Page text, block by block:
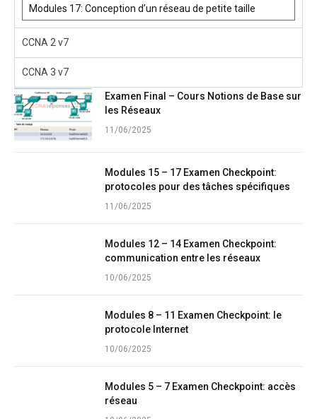
Modules 17: Conception d’un réseau de petite taille
CCNA 2 v7
CCNA 3 v7
Examen Final – Cours Notions de Base sur
les Réseaux
11/06/2025
Modules 15 – 17 Examen Checkpoint:
protocoles pour des tâches spécifiques
11/06/2025
Modules 12 – 14 Examen Checkpoint:
communication entre les réseaux
10/06/2025
Modules 8 – 11 Examen Checkpoint: le
protocole Internet
10/06/2025
Modules 5 – 7 Examen Checkpoint: accès
réseau